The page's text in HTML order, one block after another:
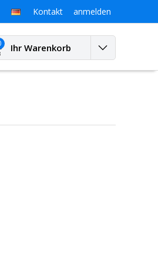
Kontakt anmelden
Ihr Warenkorb